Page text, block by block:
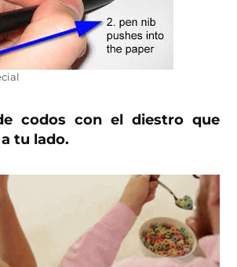
codos con el diestro que
tu lado.